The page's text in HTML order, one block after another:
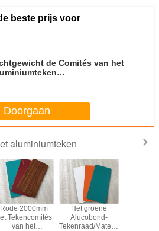
beste prijs voor
de Comités van het
Doorgaan
aluminiumteken
Rode 2000mm
Tekencomités
van het
Het groene
Alucobond-
Tekenraad/Materiaal